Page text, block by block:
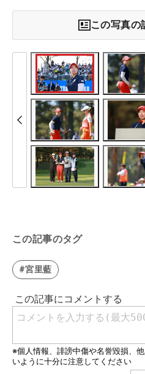
この写真の
この記事のタグ
#宮里藍